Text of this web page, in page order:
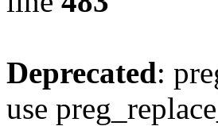
Deprecated:
use